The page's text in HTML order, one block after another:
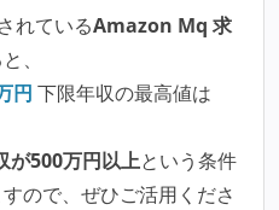
れているAmazon Mq 求
、
円 下限年収の最高値は
が500万円以上という条件
ので、ぜひご活用くださ